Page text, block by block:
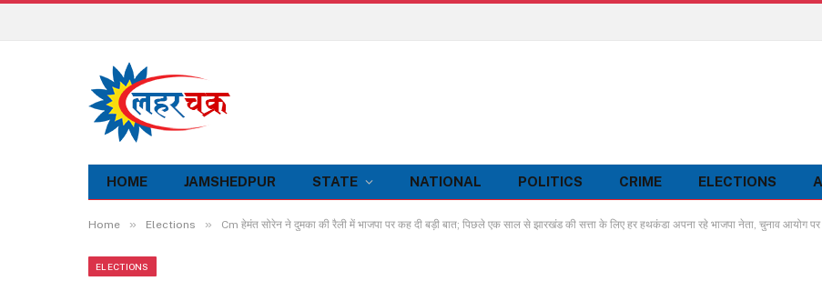
HOME JAMSHEDPUR STATE NATIONAL POLITICS CRIME ELECTIONS
Home » Elections » Cm हेमंत सोरेन ने दुमका की रैली में भाजपा पर कह दी बड़ी बात; पिछले एक साल से झारखंड की सत्ता के लिए हर हथकंडा अपना रहे भाजपा नेता, चुनाव आयोग
ELECTIONS